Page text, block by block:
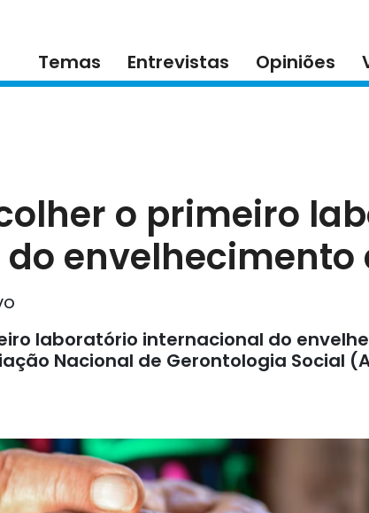
Temas Entrevistas Opiniões
o primeiro
envelhecimento
laboratório internacional do
Nacional de Gerontologia Social